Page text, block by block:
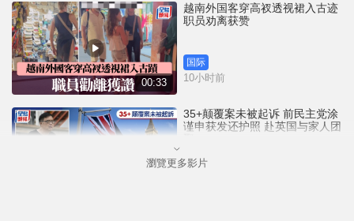
00:33
越南外国客穿高衩透视裙入古迹
职员劝离获赞
国际
10小时前
35+颠覆案未被起诉 前民主党涂
谨申获发还护照 赴英国与家人团
港闻
瀏覽更多影片